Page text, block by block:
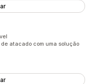
atacado com uma solução